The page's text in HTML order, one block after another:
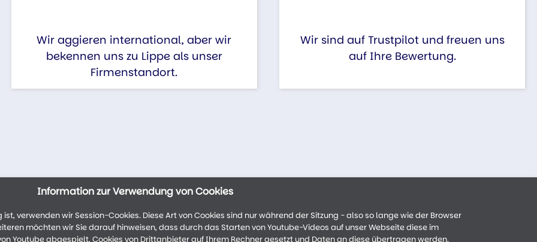
Wir aggieren international, aber wir
bekennen uns zu Lippe als unser
Firmenstandort.
Wir sind auf Trustpilot und freuen uns
auf Ihre Bewertung.
Information zur Verwendung von Cookies
verwenden wir Session-Cookies. Diese Art von Cookies sind nur während der Sitzung - also so lange wie der Browser
möchten wir Sie darauf hinweisen, dass durch das Starten von Youtube-Videos auf unser Webseite diese im
Youtube abgespielt, Cookies von Drittanbieter auf Ihrem Rechner gesetzt und Daten an diese übertragen werden.